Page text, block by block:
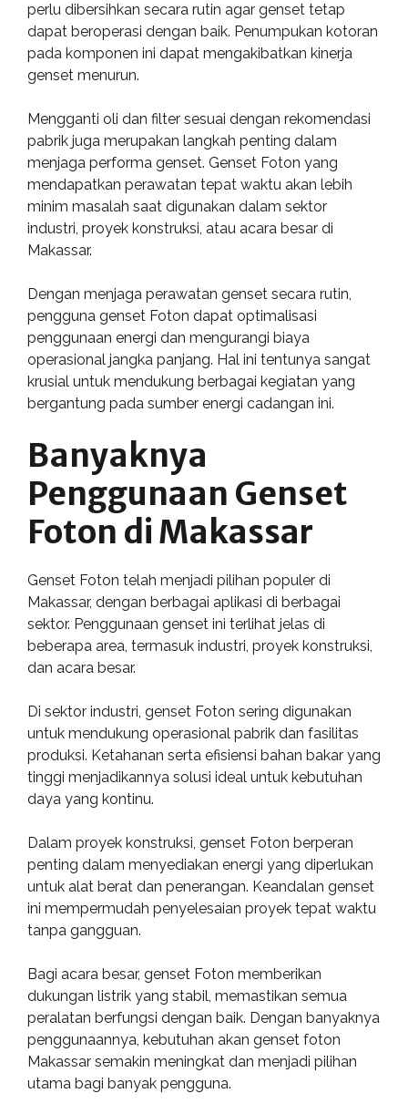
perlu dibersihkan secara rutin agar genset tetap
dapat beroperasi dengan baik. Penumpukan kotoran
pada komponen ini dapat mengakibatkan kinerja
genset menurun.
Mengganti oli dan filter sesuai dengan rekomendasi
pabrik juga merupakan langkah penting dalam
menjaga performa genset. Genset Foton yang
mendapatkan perawatan tepat waktu akan lebih
minim masalah saat digunakan dalam sektor
industri, proyek konstruksi, atau acara besar di
Makassar.
Dengan menjaga perawatan genset secara rutin,
pengguna genset Foton dapat optimalisasi
penggunaan energi dan mengurangi biaya
operasional jangka panjang. Hal ini tentunya sangat
krusial untuk mendukung berbagai kegiatan yang
bergantung pada sumber energi cadangan ini.
Banyaknya
Penggunaan Genset
Foton di Makassar
Genset Foton telah menjadi pilihan populer di
Makassar, dengan berbagai aplikasi di berbagai
sektor. Penggunaan genset ini terlihat jelas di
beberapa area, termasuk industri, proyek konstruksi,
dan acara besar.
Di sektor industri, genset Foton sering digunakan
untuk mendukung operasional pabrik dan fasilitas
produksi. Ketahanan serta efisiensi bahan bakar yang
tinggi menjadikannya solusi ideal untuk kebutuhan
daya yang kontinu.
Dalam proyek konstruksi, genset Foton berperan
penting dalam menyediakan energi yang diperlukan
untuk alat berat dan penerangan. Keandalan genset
ini mempermudah penyelesaian proyek tepat waktu
tanpa gangguan.
Bagi acara besar, genset Foton memberikan
dukungan listrik yang stabil, memastikan semua
peralatan berfungsi dengan baik. Dengan banyaknya
penggunaannya, kebutuhan akan genset foton
Makassar semakin meningkat dan menjadi pilihan
utama bagi banyak pengguna.